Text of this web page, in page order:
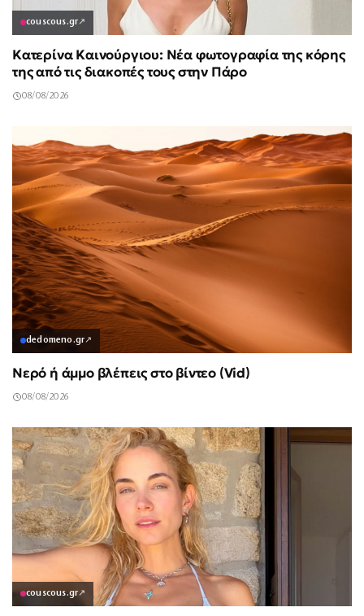
couscous.gr↗
Κατερίνα Καινούργιου: Νέα φωτογραφία της κόρης
της από τις διακοπές τους στην Πάρο
08/08/2026
dedomeno.gr↗
Νερό ή άμμο βλέπεις στο βίντεο (Vid)
08/08/2026
couscous.gr↗